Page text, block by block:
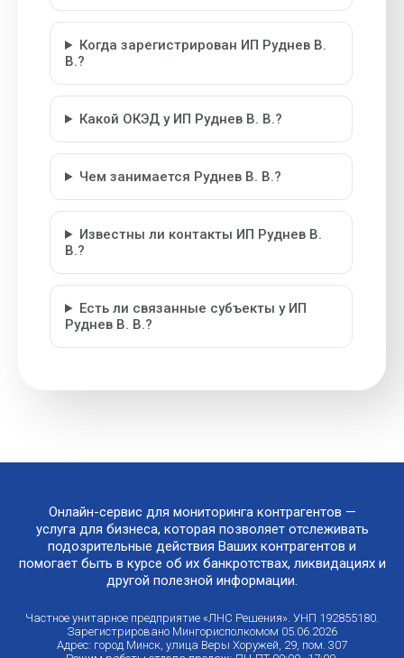
Когда зарегистрирован ИП Руднев В.
В.?
Какой ОКЭД у ИП Руднев В. В.?
Чем занимается Руднев В. В.?
Известны ли контакты ИП Руднев В.
В.?
Есть ли связанные субъекты у ИП
Руднев В. В.?
Онлайн-сервис для мониторинга контрагентов —
услуга для бизнеса, которая позволяет отслеживать
подозрительные действия Ваших контрагентов и
помогает быть в курсе об их банкротствах, ликвидациях и
другой полезной информации.
Частное унитарное предприятие «ЛНС Решения». УНП 192855180.
Зарегистрировано Мингорисполкомом 05.06.2026
Адрес: город Минск, улица Веры Хоружей, 29, пом. 307